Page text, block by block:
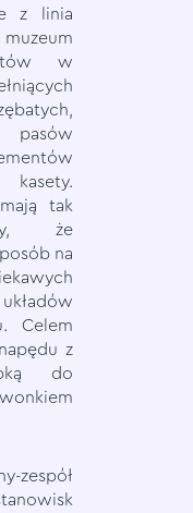
z linia
w
kasety.
tak
że
na
Celem
z
do
zespół